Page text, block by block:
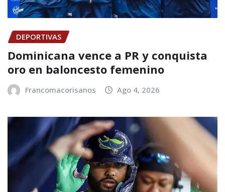
DEPORTIVAS
Dominicana vence a PR y conquista
oro en baloncesto femenino
Francomacorisanos Ago 4, 2026